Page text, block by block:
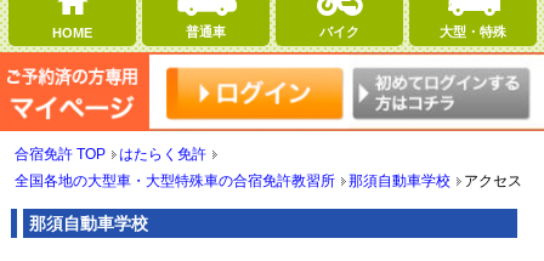
HOME 普通車 バイク 大型・特殊
合宿免許 TOP
はたらく免許
全国各地の大型車・大型特殊車の合宿免許教習所
那須自動車学校 アクセス
那須自動車学校